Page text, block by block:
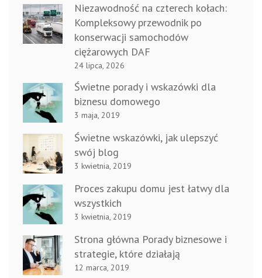
Niezawodność na czterech kołach:
Kompleksowy przewodnik po
konserwacji samochodów
ciężarowych DAF
24 lipca, 2026
Świetne porady i wskazówki dla
biznesu domowego
3 maja, 2019
Świetne wskazówki, jak ulepszyć
swój blog
3 kwietnia, 2019
Proces zakupu domu jest łatwy dla
wszystkich
3 kwietnia, 2019
Strona główna Porady biznesowe i
strategie, które działają
12 marca, 2019